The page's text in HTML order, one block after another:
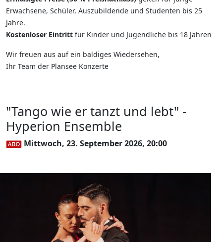
Erwachsene, Schüler, Auszubildende und Studenten bis 25
Jahre.
Kostenloser Eintritt für Kinder und Jugendliche bis 18 Jahren
Wir freuen aus auf ein baldiges Wiedersehen,
Ihr Team der Plansee Konzerte
"Tango wie er tanzt und lebt" -
Hyperion Ensemble
Mittwoch, 23. September 2026, 20:00